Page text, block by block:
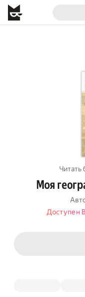
Читать
Моя
Доступен